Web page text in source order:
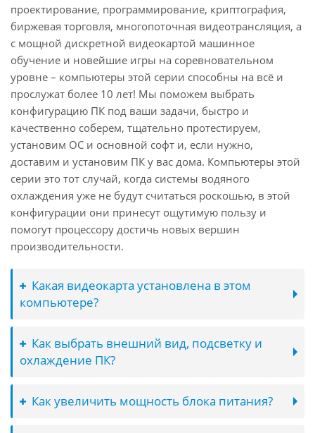
проектирование, программирование, криптография,
биржевая торговля, многопоточная видеотрансляция, а
с мощной дискретной видеокартой машинное
обучение и новейшие игры на соревновательном
уровне – компьютеры этой серии способны на всё и
прослужат более 10 лет! Мы поможем выбрать
конфигурацию ПК под ваши задачи, быстро и
качественно соберем, тщательно протестируем,
установим ОС и основной софт и, если нужно,
доставим и установим ПК у вас дома. Компьютеры этой
серии это тот случай, когда системы водяного
охлаждения уже не будут считаться роскошью, в этой
конфигурации они принесут ощутимую пользу и
помогут процессору достичь новых вершин
производительности.
Какая видеокарта установлена в этом
компьютере?
Как выбрать внешний вид, подсветку и
охлаждение ПК?
Как увеличить мощность блока питания?